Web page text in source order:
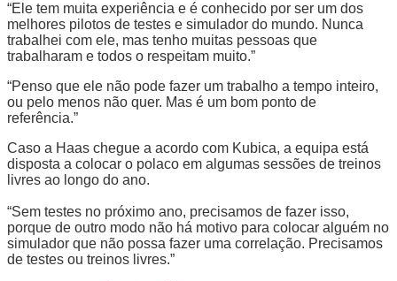
“Ele tem muita experiência e é conhecido por ser um dos
melhores pilotos de testes e simulador do mundo. Nunca
trabalhei com ele, mas tenho muitas pessoas que
trabalharam e todos o respeitam muito.”
“Penso que ele não pode fazer um trabalho a tempo inteiro,
ou pelo menos não quer. Mas é um bom ponto de
referência.”
Caso a Haas chegue a acordo com Kubica, a equipa está
disposta a colocar o polaco em algumas sessões de treinos
livres ao longo do ano.
“Sem testes no próximo ano, precisamos de fazer isso,
porque de outro modo não há motivo para colocar alguém no
simulador que não possa fazer uma correlação. Precisamos
de testes ou treinos livres.”